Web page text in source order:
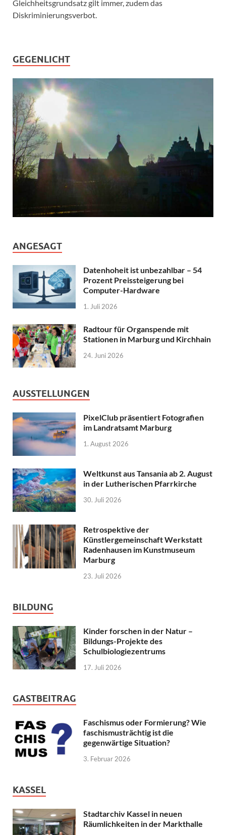
Gleichheitsgrundsatz gilt immer, zudem das
Diskriminierungsverbot.
GEGENLICHT
ANGESAGT
Datenhoheit ist unbezahlbar – 54
Prozent Preissteigerung bei
Computer-Hardware
1. Juli 2026
Radtour für Organspende mit
Stationen in Marburg und Kirchhain
24. Juni 2026
AUSSTELLUNGEN
PixelClub präsentiert Fotografien
im Landratsamt Marburg
1. August 2026
Weltkunst aus Tansania ab 2. August
in der Lutherischen Pfarrkirche
30. Juli 2026
Retrospektive der
Künstlergemeinschaft Werkstatt
Radenhausen im Kunstmuseum
Marburg
23. Juli 2026
BILDUNG
Kinder forschen in der Natur –
Bildungs-Projekte des
Schulbiologiezentrums
17. Juli 2026
GASTBEITRAG
Faschismus oder Formierung? Wie
faschismusträchtig ist die
gegenwärtige Situation?
3. Februar 2026
KASSEL
Stadtarchiv Kassel in neuen
Räumlichkeiten in der Markthalle